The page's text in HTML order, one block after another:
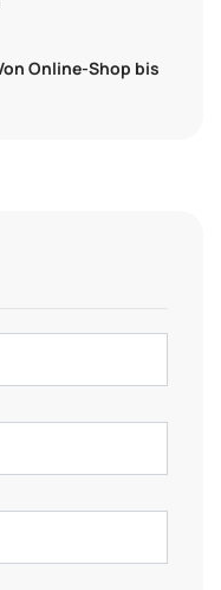
Online-Shop bis